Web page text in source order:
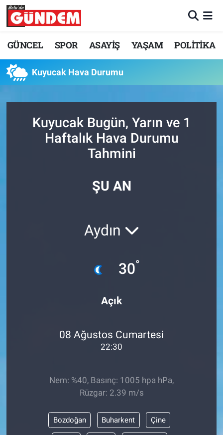
GÜNCEL SPOR ASAYİŞ YAŞAM POLİTİKA
Kuyucak Hava Durumu
Kuyucak Bugün, Yarın ve 1
Haftalık Hava Durumu
Tahmini
ŞU AN
Aydın
30°
Açık
08 Ağustos Cumartesi
22:30
Nem: %40, Basınç: 1005 hpa hPa,
Rüzgar: 2.39 m/s
Bozdoğan Buharkent Çine
Merkez Nöbetçi Eczaneler
Süper Lig Puan Durumu ve Fikstür
Tüm Manşetler